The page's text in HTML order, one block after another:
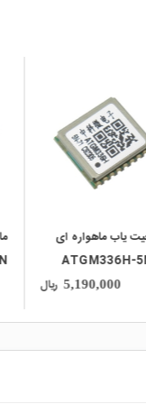
ماژول Quectel GSM
M95FA-03-
شده
9,240,000 ریال